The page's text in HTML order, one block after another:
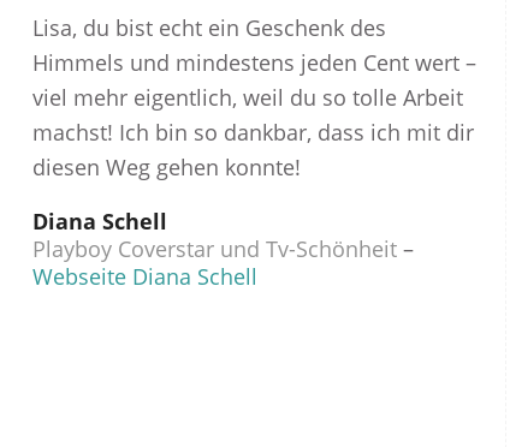
Lisa, du bist echt ein Geschenk des
Himmels und mindestens jeden Cent wert –
viel mehr eigentlich, weil du so tolle Arbeit
machst! Ich bin so dankbar, dass ich mit dir
diesen Weg gehen konnte!
Diana Schell
Playboy Coverstar und Tv-Schönheit –
Webseite Diana Schell